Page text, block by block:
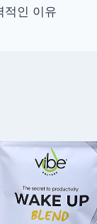
적인 이유